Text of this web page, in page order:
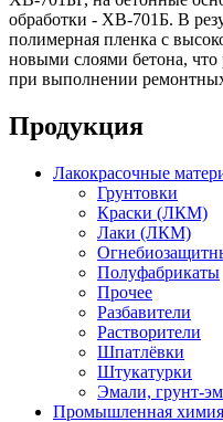
обработки - ХВ-701Б. В
полимерная пленка с
новыми слоями бетона, что
при выполнении
Продукция
Лакокрасочные
Грунтовки
Краски (ЛКМ)
Лаки (ЛКМ)
Полуфабрикаты
Прочее
Разбавители
Растворители
Шпатлёвки
Штукатурки
Эмали, грунт-
Промышленная химия